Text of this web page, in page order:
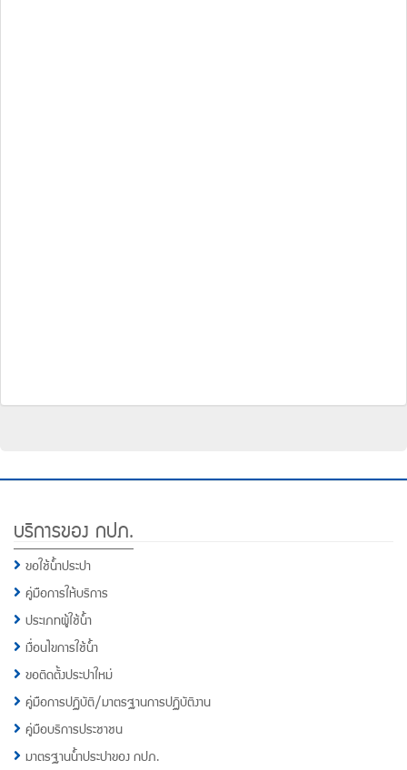
Footer
Menu
บริการของ กปภ.
ขอใช้น้ำประปา
คู่มือการให้บริการ
ประเภทผู้ใช้น้ำ
เงื่อนไขการใช้น้ำ
ขอติดตั้งประปาใหม่
คู่มือการปฏิบัติ/มาตรฐานการปฏิบัติงาน
คู่มือบริการประชาชน
มาตรฐานน้ำประปาของ กปภ.